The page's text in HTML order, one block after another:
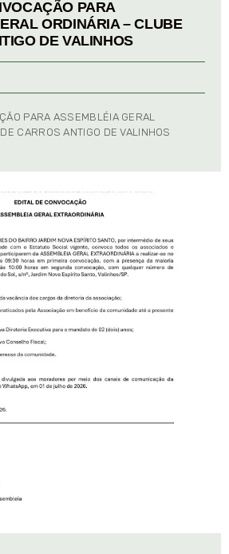
PARA
ORDINÁRIA – CLUBE
DE VALINHOS
PARA ASSEMBLÉIA GERAL
CARROS ANTIGO DE VALINHOS